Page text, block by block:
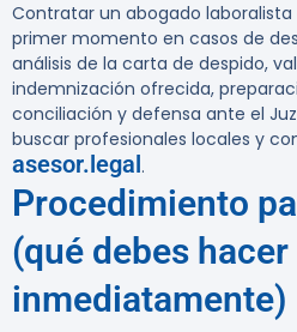
Contratar un abogado
primer momento en casos de
análisis de la carta de despido,
indemnización ofrecida,
conciliación y defensa ante el
buscar profesionales locales y
asesor.legal.
Procedimiento
(qué debes hacer
inmediatamente)